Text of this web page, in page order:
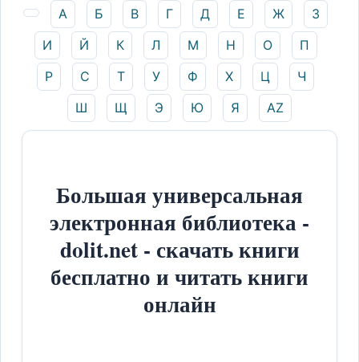
А Б В Г Д Е Ж
З
И
Й К Л М Н О
П
Р
С Т У Ф Х Ц
Ч
Ш
Щ Э Ю Я AZ
Большая универсальная
электронная библиотека -
dolit.net - скачать книги
бесплатно и читать книги
онлайн